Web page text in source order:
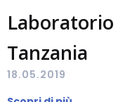
Tanzania
18.05.2019